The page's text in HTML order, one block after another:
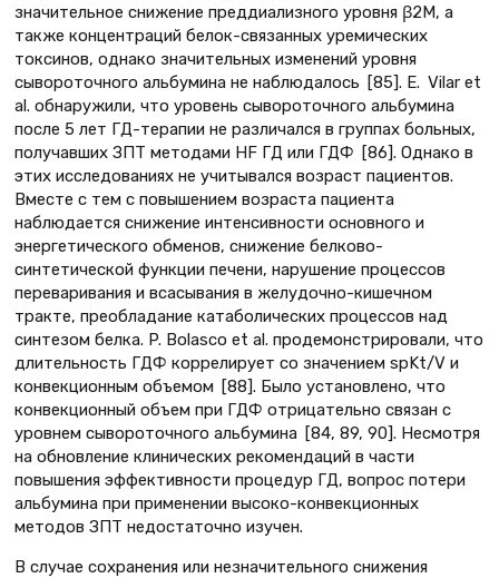
значительное снижение преддиализного уровня β2M, а
также концентраций белок-связанных уремических
токсинов, однако значительных изменений уровня
сывороточного альбумина не наблюдалось [85]. E. Vilar et
al. обнаружили, что уровень сывороточного альбумина
после 5 лет ГД-терапии не различался в группах больных,
получавших ЗПТ методами HF ГД или ГДФ [86]. Однако в
этих исследованиях не учитывался возраст пациентов.
Вместе с тем с повышением возраста пациента
наблюдается снижение интенсивности основного и
энергетического обменов, снижение белково-
синтетической функции печени, нарушение процессов
переваривания и всасывания в желудочно-кишечном
тракте, преобладание катаболических процессов над
синтезом белка. P. Bolasco et al. продемонстрировали, что
длительность ГДФ коррелирует со значением spKt/V и
конвекционным объемом [88]. Было установлено, что
конвекционный объем при ГДФ отрицательно связан с
уровнем сывороточного альбумина [84, 89, 90]. Несмотря
на обновление клинических рекомендаций в части
повышения эффективности процедур ГД, вопрос потери
альбумина при применении высоко-конвекционных
методов ЗПТ недостаточно изучен.
В случае сохранения или незначительного снижения